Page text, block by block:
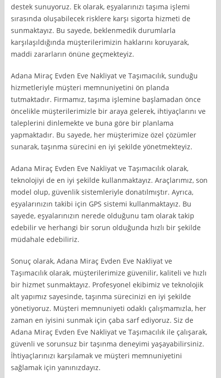
destek sunuyoruz. Ek olarak, eşyalarınızı taşıma işlemi
sırasında oluşabilecek risklere karşı sigorta hizmeti de
sunmaktayız. Bu sayede, beklenmedik durumlarla
karşılaşıldığında müşterilerimizin haklarını koruyarak,
maddi zararların önüne geçmekteyiz.
Adana Miraç Evden Eve Nakliyat ve Taşımacılık, sunduğu
hizmetleriyle müşteri memnuniyetini ön planda
tutmaktadır. Firmamız, taşıma işlemine başlamadan önce
öncelikle müşterilerimizle bir araya gelerek, ihtiyaçlarını ve
taleplerini dinlemekte ve buna göre bir planlama
yapmaktadır. Bu sayede, her müşterimize özel çözümler
sunarak, taşınma sürecini en iyi şekilde yönetmekteyiz.
Adana Miraç Evden Eve Nakliyat ve Taşımacılık olarak,
teknolojiyi de en iyi şekilde kullanmaktayız. Araçlarımız, son
model olup, güvenlik sistemleriyle donatılmıştır. Ayrıca,
eşyalarınızın takibi için GPS sistemi kullanmaktayız. Bu
sayede, eşyalarınızın nerede olduğunu tam olarak takip
edebilir ve herhangi bir sorun olduğunda hızlı bir şekilde
müdahale edebiliriz.
Sonuç olarak, Adana Miraç Evden Eve Nakliyat ve
Taşımacılık olarak, müşterilerimize güvenilir, kaliteli ve hızlı
bir hizmet sunmaktayız. Profesyonel ekibimiz ve teknolojik
alt yapımız sayesinde, taşınma sürecinizi en iyi şekilde
yönetiyoruz. Müşteri memnuniyeti odaklı çalışmamızla, her
zaman en iyisini sunmak için çaba sarf ediyoruz. Siz de
Adana Miraç Evden Eve Nakliyat ve Taşımacılık ile çalışarak,
güvenli ve sorunsuz bir taşınma deneyimi yaşayabilirsiniz.
İhtiyaçlarınızı karşılamak ve müşteri memnuniyetini
sağlamak için yanınızdayız.